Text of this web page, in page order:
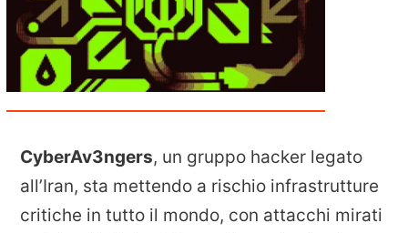
CyberAv3ngers, un gruppo hacker legato
all’Iran, sta mettendo a rischio infrastrutture
critiche in tutto il mondo, con attacchi mirati